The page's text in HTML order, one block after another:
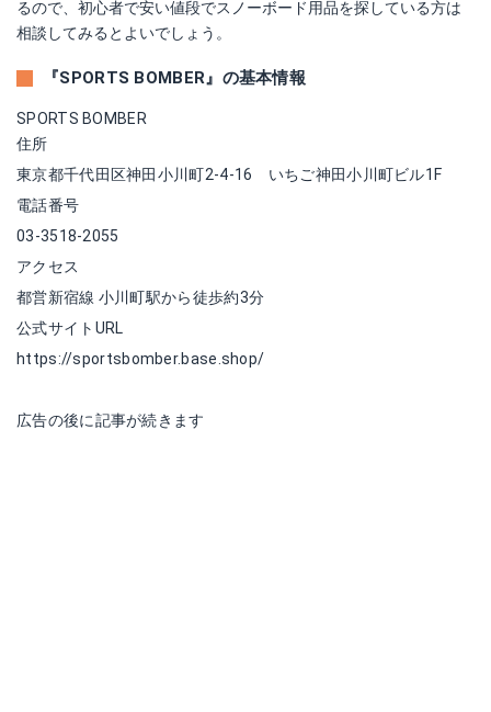
るので、初心者で安い値段でスノーボード用品を探している方は
相談してみるとよいでしょう。
『SPORTS BOMBER』の基本情報
SPORTS BOMBER
住所
東京都千代田区神田小川町2-4-16 いちご神田小川町ビル1F
電話番号
03-3518-2055
アクセス
都営新宿線 小川町駅から徒歩約3分
公式サイトURL
https://sportsbomber.base.shop/
広告の後に記事が続きます